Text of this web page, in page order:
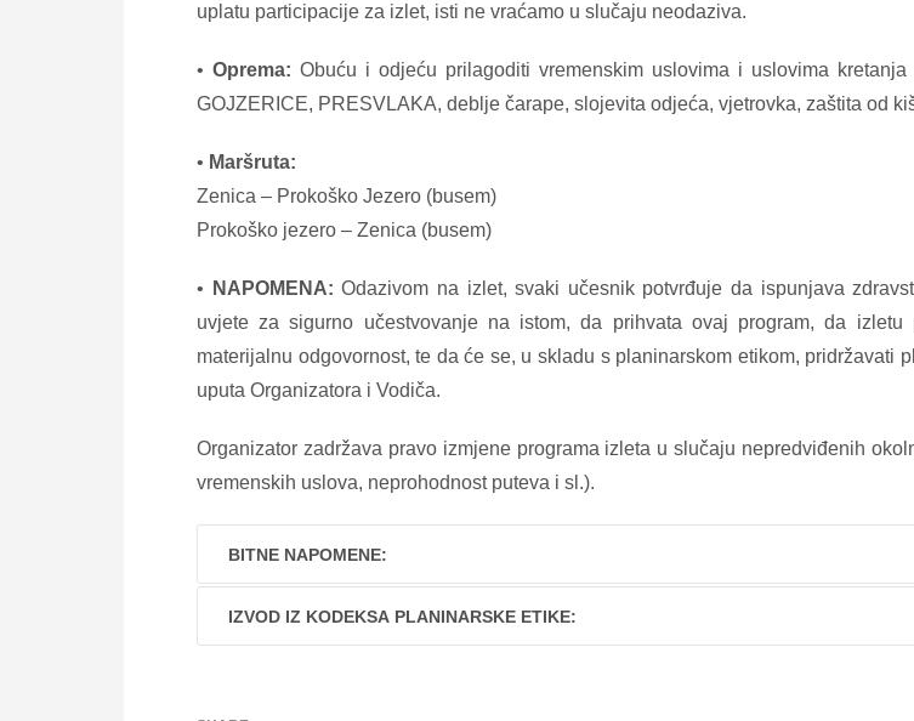
uplatu participacije za izlet, isti ne vraćamo u slučaju neodaziva.
• Oprema: Obuću i odjeću prilagoditi vremenskim uslovima i uslovima
GOJZERICE, PRESVLAKA, deblje čarape, slojevita odjeća, vjetrovka, zaštita od
• Maršruta:
Zenica – Prokoško Jezero (busem)
Prokoško jezero – Zenica (busem)
• NAPOMENA: Odazivom na izlet, svaki učesnik potvrđuje da ispunjava
uvjete za sigurno učestvovanje na istom, da prihvata ovaj program, da
materijalnu odgovornost, te da će se, u skladu s planinarskom etikom, pridržavati
uputa Organizatora i Vodiča.
Organizator zadržava pravo izmjene programa izleta u slučaju nepredviđenih
vremenskih uslova, neprohodnost puteva i sl.).
BITNE NAPOMENE:
IZVOD IZ KODEKSA PLANINARSKE ETIKE: